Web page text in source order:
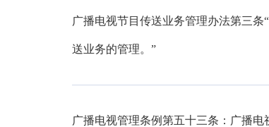
广播电视节目传送业务管理办法第三
送业务的管理。”
广播电视管理条例第五十三条：广播